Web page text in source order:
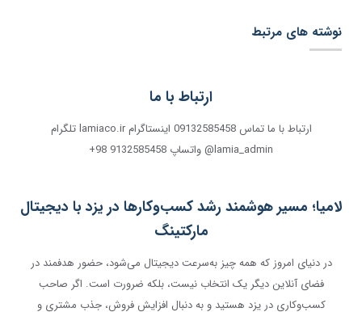
نوشته های مرتبط
ارتباط با ما
ارتباط با ما تماس 09132585458 اینستاگرام lamiaco.ir تلگرام
lamia_admin@ واتساپ 9132585458 98+
لامیا؛ مسیر هوشمند رشد کسب‌وکارها در یزد با دیجیتال
مارکتینگ
در دنیای امروز که همه چیز به‌سرعت دیجیتال می‌شود، حضور هدفمند در
فضای آنلاین دیگر یک انتخاب نیست، بلکه ضرورت است. اگر صاحب
کسب‌وکاری در یزد هستید و به دنبال افزایش فروش، جذب مشتری و